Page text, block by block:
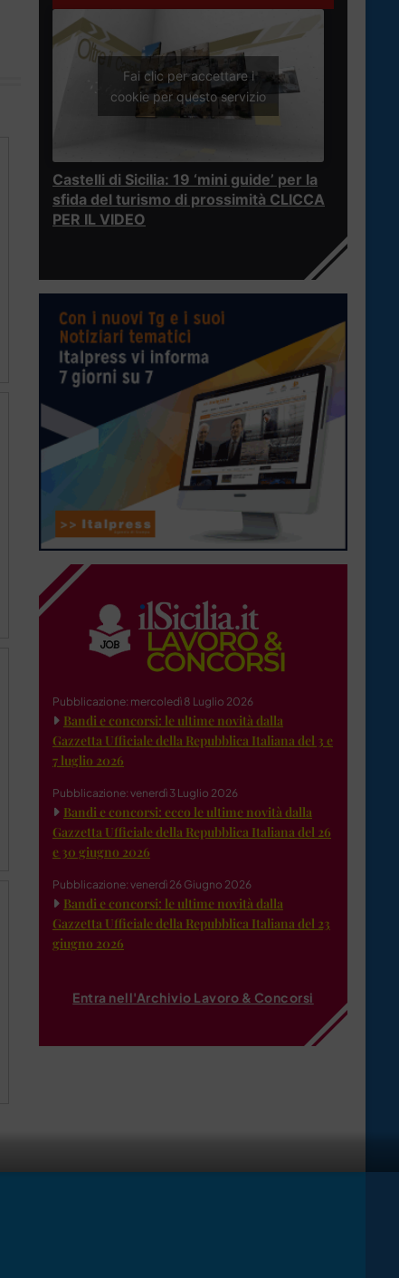
Fai clic per accettare i
cookie per questo servizio
Castelli di Sicilia: 19 ‘mini guide’ per la
sfida del turismo di prossimità CLICCA
PER IL VIDEO
Pubblicazione: mercoledì 8 Luglio 2026
Bandi e concorsi: le ultime novità dalla
Gazzetta Ufficiale della Repubblica Italiana del 3 e
7 luglio 2026
Pubblicazione: venerdì 3 Luglio 2026
Bandi e concorsi: ecco le ultime novità dalla
Gazzetta Ufficiale della Repubblica Italiana del 26
e 30 giugno 2026
Pubblicazione: venerdì 26 Giugno 2026
Bandi e concorsi: le ultime novità dalla
Gazzetta Ufficiale della Repubblica Italiana del 23
giugno 2026
Entra nell'Archivio Lavoro & Concorsi